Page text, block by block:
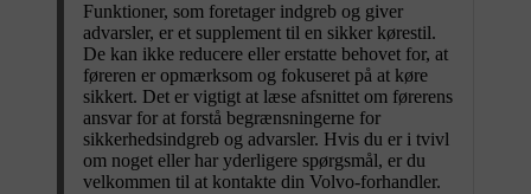
Funktioner, som foretager indgreb og giver
advarsler, er et supplement til en sikker kørestil.
De kan ikke reducere eller erstatte behovet for, at
føreren er opmærksom og fokuseret på at køre
sikkert. Det er vigtigt at læse afsnittet om førerens
ansvar for at forstå begrænsningerne for
sikkerhedsindgreb og advarsler. Hvis du er i tvivl
om noget eller har yderligere spørgsmål, er du
velkommen til at kontakte din Volvo-forhandler.